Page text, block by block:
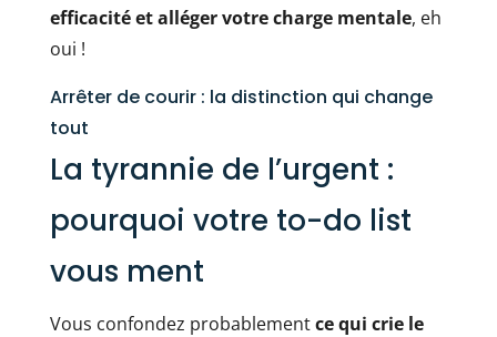
efficacité et alléger votre charge mentale, eh
oui !
Arrêter de courir : la distinction qui change
tout
La tyrannie de l’urgent :
pourquoi votre to-do list
vous ment
Vous confondez probablementce qui crie le